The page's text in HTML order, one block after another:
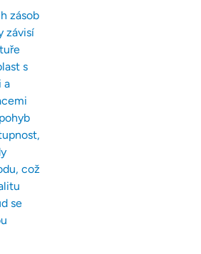
zásob
závisí
s
a
což
se